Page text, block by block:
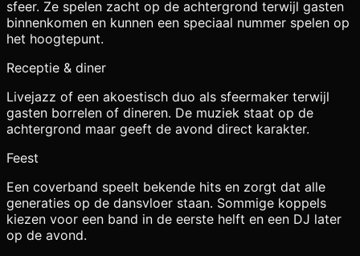
sfeer. Ze spelen zacht op de achtergrond terwijl gasten
binnenkomen en kunnen een speciaal nummer spelen op
het hoogtepunt.
Receptie & diner
Livejazz of een akoestisch duo als sfeermaker terwijl
gasten borrelen of dineren. De muziek staat op de
achtergrond maar geeft de avond direct karakter.
Feest
Een coverband speelt bekende hits en zorgt dat alle
generaties op de dansvloer staan. Sommige koppels
kiezen voor een band in de eerste helft en een DJ later
op de avond.